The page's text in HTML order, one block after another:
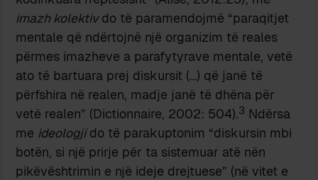
imazh kolektivdo të paramendojmë “paraqitjet
mentale që ndërtojnë një organizim të reales
përmes imazheve a parafytyrave mentale, vetë
ato të bartuara prej diskursit (…) që janë të
përfshira në realen, madje janë të dhëna për
vetë realen” (Dictionnaire, 2002: 504).3 Ndërsa
me ideologjido të parakuptonim “diskursin mbi
botën, si një prirje për ta sistemuar atë nën
pikëvështrimin e një ideje drejtuese” (në vitet e